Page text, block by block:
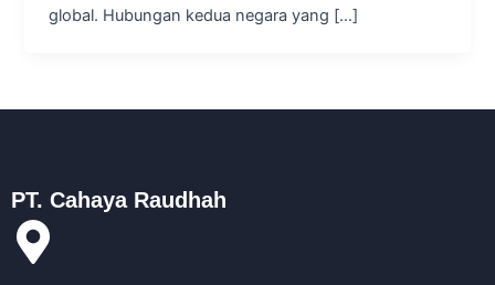
global. Hubungan kedua negara yang […]
PT. Cahaya Raudhah